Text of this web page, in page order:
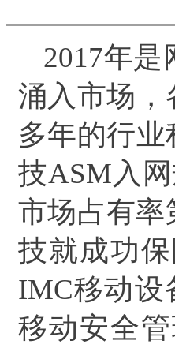
2017年
涌入市场，
多年的行
技ASM入
市场占有率
技就成功
IMC移动设
移动安全